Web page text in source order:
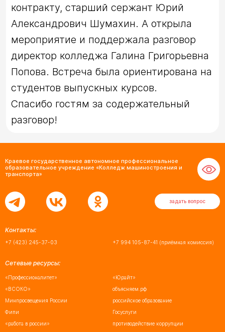
контракту, старший сержант Юрий
Александрович Шумахин. А открыла
мероприятие и поддержала разговор
директор колледжа Галина Григорьевна
Попова. Встреча была ориентирована на
студентов выпускных курсов.
Спасибо гостям за содержательный
разговор!
Краевое государственное автономное профессиональное
образовательное учреждение «Колледж машиностроения и
транспорта»
задать вопрос
Контакты:
+7 (423) 245-37-03 +7 994 105-87-41 (приёмная комиссия)
Сетевые ресурсы:
«Профессионалитет»
«Юрайт»
«ВСОКО»
объясняем.рф
Минпросвещения России
российское образование
Фипи
Госуслуги
«работа в россии»
противодействие коррупции